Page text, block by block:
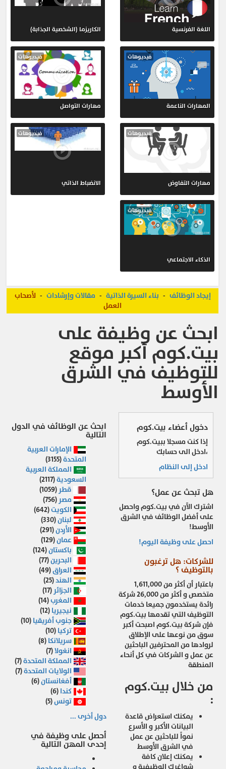
اللغة الفرنسية الكاريزما (الشخصية الجذابة)
المهارات الناعمة
فيديوهات
مهارات التواصل
فيديوهات
مهارات التفاوض
فيديوهات
الانضباط الذاتي
فيديوهات
الذكاء الاجتماعي
فيديوهات
إيجاد الوظائف - بناء السيرة الذاتية -مقالات وإرشادات -لأصحاب
العمل
ابحث عن وظيفة على
بيت.كوم أكبر موقع
للتوظيف في الشرق
الأوسط
دخول أعضاء بيت.كوم
إذا كنت مسجلا ببيت.كوم
،ادخل الى حسابك
ادخل إلى النظام
هل تبحث عن عمل؟
اشترك الآن في بيت.كوم واحصل
على أفضل الوظائف في الشرق
الأوسط!
احصل على وظيفة اليوم!
للشركات: هل ترغبون
بالتوظيف ؟
باعتبار أن أكثر من 1,611,000
متخصص و أكثر من 26,000 شركة
رائدة يستخدمون جميعا خدمات
التوظيف التي تقدمها بيت.كوم
فإن شركة بيت.كوم اصبحت أكبر
سوق من نوعها على الإطلاق
لروادها من المحترفين الباحثين
عن عمل و الشركات في كل أنحاء
المنطقة
من خلال بيت.كوم
:
يمكنك استعراض قاعدة
البيانات الأكبر و الأسرع
نمواً للباحثين عن عمل
في الشرق الأوسط
يمكنك إعلان كافة
شواغرك الوظيفية و
ابحث عن الوظائف في الدول
التالية
الإمارات العربية
المتحدة(3155)
المملكة العربية
السعودية(2117)
قطر (1059)
مصر (756)
الكويت(642)
لبنان(330)
الأردن(291)
عمان(129)
باكستان(124)
البحرين(77)
العراق(49)
الهند(25)
الجزائر (17)
المغرب(14)
نيجيريا(12)
جنوب أفريقيا(10)
تركيا(10)
سريلانكا(8)
انغولا(7)
المملكة المتحدة(7)
الولايات المتحدة(7)
أفغانستان(6)
كندا(6)
تونس(5)
دول أخرى ...
أحصل على وظيفة في
إحدى المهن التالية